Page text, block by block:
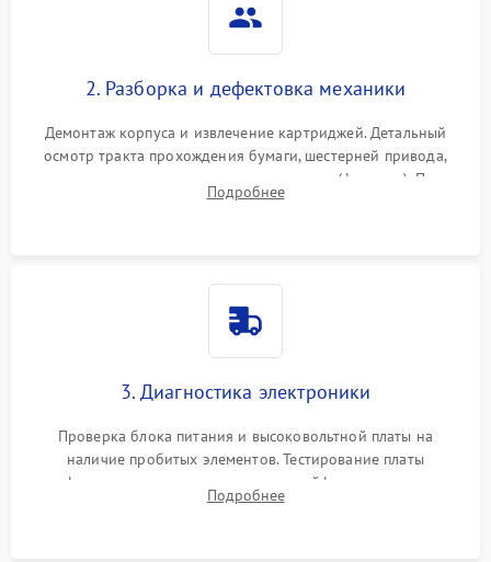
2. Разборка и дефектовка механики
Демонтаж корпуса и извлечение картриджей. Детальный
осмотр тракта прохождения бумаги, шестерней привода,
роликов захвата и узла термозакрепления (фьюзера). Поиск
физического износа и повреждений деталей.
Подробнее
3. Диагностика электроники
Проверка блока питания и высоковольтной платы на
наличие пробитых элементов. Тестирование платы
форматирования, целостности шлейфов, контактов
картриджа и оптопар (датчиков прохождения и наличия
Подробнее